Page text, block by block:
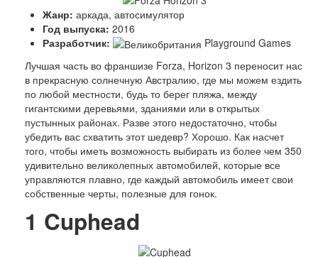
Жанр: аркада, автосимулятор
Год выпуска: 2016
Разработчик:
Playground Games
Лучшая часть во франшизе Forza, Horizon 3 переносит нас
в прекрасную солнечную Австралию, где мы можем ездить
по любой местности, будь то берег пляжа, между
гигантскими деревьями, зданиями или в открытых
пустынных районах. Разве этого недостаточно, чтобы
убедить вас схватить этот шедевр? Хорошо. Как насчет
того, чтобы иметь возможность выбирать из более чем 350
удивительно великолепных автомобилей, которые все
управляются плавно, где каждый автомобиль имеет свои
собственные черты, полезные для гонок.
1 Cuphead